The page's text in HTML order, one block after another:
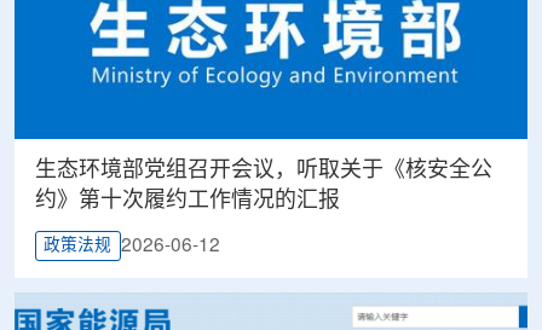
生态环境部党组召开会议，听取关于《核安全公
约》第十次履约工作情况的汇报
政策法规 2026-06-12